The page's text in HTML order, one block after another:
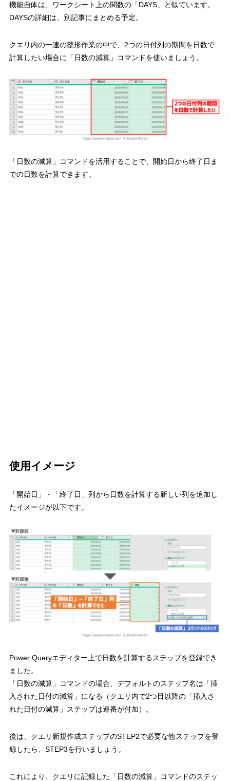
機能自体は、ワークシート上の関数の「DAYS」と似ています。
DAYSの詳細は、別記事にまとめる予定。
クエリ内の一連の整形作業の中で、 2つの日付列の期間を日数で
計算したい場合に「日数の減算」コマンドを使いましょう。
「日数の減算」コマンドを活用することで、開始日から終了日ま
での日数を計算できます。
使用イメージ
「開始日」・「終了日」列から日数を計算する新しい列を追加し
たイメージが以下です。
Power Queryエディター上で日数を計算するステップを登録でき
ました。
「日数の減算」コマンドの場合、デフォルトのステップ名は「挿
入された日付の減算」になる（クエリ内で2つ目以降の「挿入さ
れた日付の減算」ステップは連番が付加）。
後は、クエリ新規作成ステップのSTEP2で必要な他ステップを登
録したら、STEP3を行いましょう。
これにより、 クエリに記録した「日数の減算」コマンドのステッ